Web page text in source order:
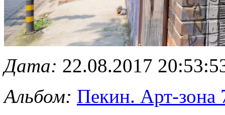
Дата: 22.08.2017
Альбом: Пекин. Арт-зона